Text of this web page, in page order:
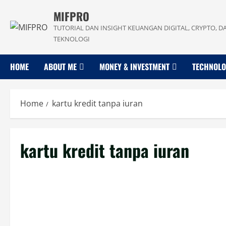
content
MIFPRO
TUTORIAL DAN INSIGHT KEUANGAN DIGITAL, CRYPTO,
TEKNOLOGI
HOME ABOUT ME MONEY & INVESTMENT
Home kartu kredit tanpa iuran
kartu kredit tanpa iuran